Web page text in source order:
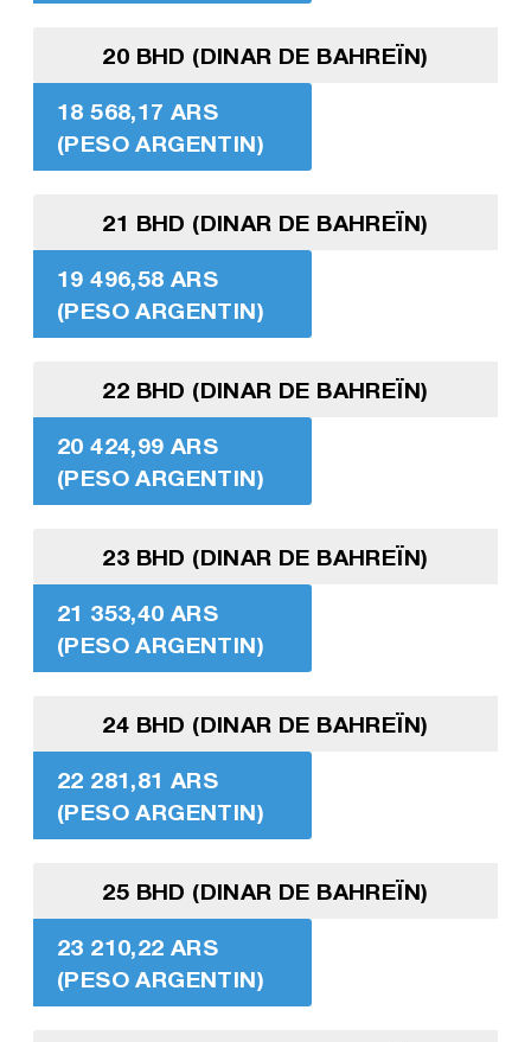
20 BHD (DINAR DE BAHREÏN)
18 568,17 ARS
(PESO ARGENTIN)
21 BHD (DINAR DE BAHREÏN)
19 496,58 ARS
(PESO ARGENTIN)
22 BHD (DINAR DE BAHREÏN)
20 424,99 ARS
(PESO ARGENTIN)
23 BHD (DINAR DE BAHREÏN)
21 353,40 ARS
(PESO ARGENTIN)
24 BHD (DINAR DE BAHREÏN)
22 281,81 ARS
(PESO ARGENTIN)
25 BHD (DINAR DE BAHREÏN)
23 210,22 ARS
(PESO ARGENTIN)